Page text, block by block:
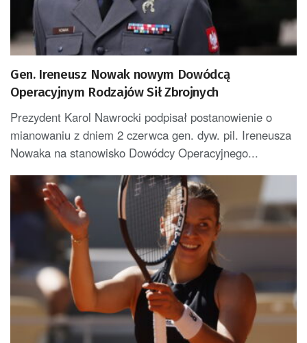
Gen. Ireneusz Nowak nowym Dowódcą
Operacyjnym Rodzajów Sił Zbrojnych
Prezydent Karol Nawrocki podpisał postanowienie o
mianowaniu z dniem 2 czerwca gen. dyw. pil. Ireneusza
Nowaka na stanowisko Dowódcy Operacyjnego...